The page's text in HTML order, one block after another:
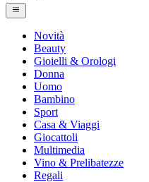
Novità
Beauty
Gioielli & Orologi
Donna
Uomo
Bambino
Sport
Casa & Viaggi
Giocattoli
Multimedia
Vino & Prelibatezze
Regali